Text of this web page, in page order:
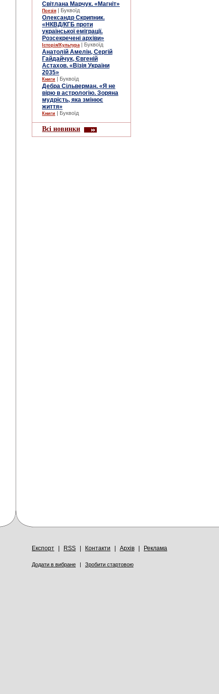
Світлана Марчук. «Магніт»
Поезія | Буквоїд
Олександр Скрипник.
«НКВД/КГБ проти
української еміграції.
Розсекречені архіви»
Історія/Культура | Буквоїд
Анатолій Амелін, Сергій
Гайдайчук, Євгеній
Астахов. «Візія України
2035»
Книги | Буквоїд
Дебра Сільверман. «Я не
вірю в астрологію. Зоряна
мудрість, яка змінює
життя»
Книги | Буквоїд
Всі новинки
Експорт RSS Контакти Архів Реклама
Додати в вибране | Зробити стартовою